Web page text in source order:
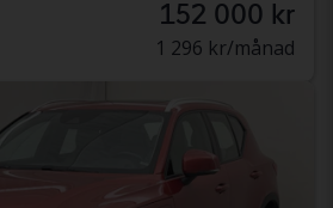
152 000 kr
1 296 kr/månad